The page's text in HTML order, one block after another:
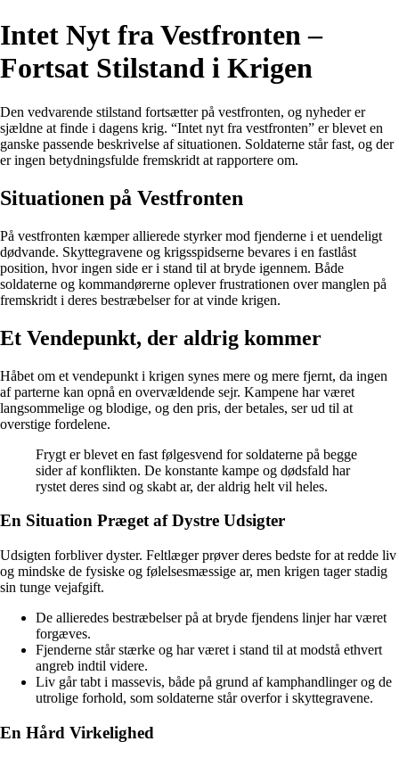
Intet Nyt fra Vestfronten –
Fortsat Stilstand i Krigen
Den vedvarende stilstand fortsætter på vestfronten, og nyheder er
sjældne at finde i dagens krig. “Intet nyt fra vestfronten” er blevet en
ganske passende beskrivelse af situationen. Soldaterne står fast, og der
er ingen betydningsfulde fremskridt at rapportere om.
Situationen på Vestfronten
På vestfronten kæmper allierede styrker mod fjenderne i et uendeligt
dødvande. Skyttegravene og krigsspidserne bevares i en fastlåst
position, hvor ingen side er i stand til at bryde igennem. Både
soldaterne og kommandørerne oplever frustrationen over manglen på
fremskridt i deres bestræbelser for at vinde krigen.
Et Vendepunkt, der aldrig kommer
Håbet om et vendepunkt i krigen synes mere og mere fjernt, da ingen
af ​​parterne kan opnå en overvældende sejr. Kampene har været
langsommelige og blodige, og den pris, der betales, ser ud til at
overstige fordelene.
Frygt er blevet en fast følgesvend for soldaterne på begge
sider af konflikten. De konstante kampe og dødsfald har
rystet deres sind og skabt ar, der aldrig helt vil heles.
En Situation Præget af Dystre Udsigter
Udsigten forbliver dyster. Feltlæger prøver deres bedste for at redde liv
og mindske de fysiske og følelsesmæssige ar, men krigen tager stadig
sin tunge vejafgift.
De allieredes bestræbelser på at bryde fjendens linjer har været
forgæves.
Fjenderne står stærke og har været i stand til at modstå ethvert
angreb indtil videre.
Liv går tabt i massevis, både på grund af kamphandlinger og de
utrolige forhold, som soldaterne står overfor i skyttegravene.
En Hård Virkelighed